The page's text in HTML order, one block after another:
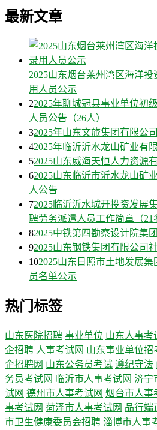
最新文章
2025山东烟台莱州湾区海洋
用人员公示
22025年聊城冠县事业单位初
人员公告（26人）
32025年山东文旅集团有限公
42025年临沂沂水龙山矿业有
52025山东威海天恒人力资源
62025山东临沂市沂水龙山矿
人公告
72025临沂沂水城开投资发展
聘劳务派遣人员工作简章（21
82025中铁第四勘察设计院集
92025山东钢铁集团有限公司
102025山东日照市土地发展
员名单公示
热门标签
山东医院招聘 事业单位 山东人事考
企招聘 人事考试网 山东事业单位招
企招聘网 山东公务员考试 遵纪守法
务员考试网
临沂市人事考试网 济宁
试网 德州市人事考试网 烟台市人事
事考试网 菏泽市人事考试网 品行端
市卫生健康委员会招聘 淄博市人事